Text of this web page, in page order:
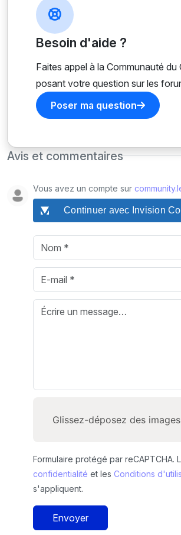
Besoin d'aide ?
Faites appel à la Communauté du
posant votre question sur les
Poser ma question
Avis et commentaires
Vous avez un compte sur
Continuer avec Invision
Glissez-déposez des
Formulaire protégé par reCAPTCHA.
confidentialité et les Conditions
s'appliquent.
Envoyer